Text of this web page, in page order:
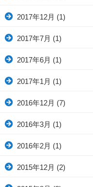
2017年12月 (1)
2017年7月 (1)
2017年6月 (1)
2017年1月 (1)
2016年12月 (7)
2016年3月 (1)
2016年2月 (1)
2015年12月 (2)